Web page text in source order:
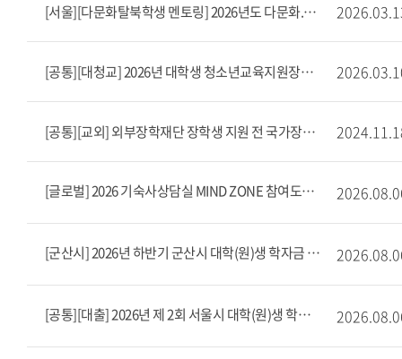
[서울][다문화탈북학생 멘토링] 2026년도 다문화.탈북(이주.북한배경)학생 멘토링 사업 장학생 모집 안내(상시 모집)
[공통][대청교] 2026년 대학생 청소년교육지원장학금 멘토 모집안내
[공통][교외] 외부장학재단 장학생 지원 전 국가장학금 신청
[글로벌] 2026 기숙사상담실 MIND ZONE 참여도우미(근로) 모집
[군산시] 2026년 하반기 군산시 대학(원)생 학자금 대출 이자 지원
[공통][대출] 2026년 제 2회 서울시 대학(원)생 학자금대출 이자 지원